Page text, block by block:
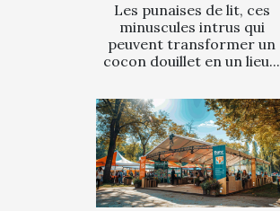
Les punaises de lit, ces
minuscules intrus qui
peuvent transformer un
cocon douillet en un lieu...